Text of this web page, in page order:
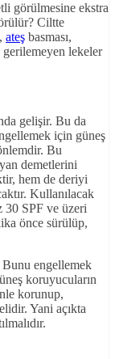
görülmesine ekstra
Ciltte
ateş basması,
gerilemeyen lekeler
gelişir. Bu da
için güneş
Bu
demetlerini
hem de deriyi
Kullanılacak
30 SPF ve üzeri
önce sürülüp,
Bunu engellemek
koruyucuların
korunup,
Yani açıkta